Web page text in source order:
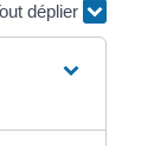
déplier